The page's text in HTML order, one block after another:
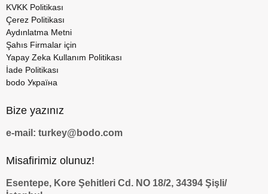
KVKK Politikası
Çerez Politikası
Aydınlatma Metni
Şahıs Firmalar için
Yapay Zeka Kullanım Politikası
İade Politikası
bodo Україна
Bize yazınız
e-mail: turkey@bodo.com
Misafirimiz olunuz!
Esentepe, Kore Şehitleri Cd. NO 18/2, 34394 Şişli/